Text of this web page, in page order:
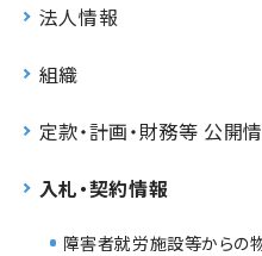
法人情報
組織
定款・計画・財務等 公開
入札・契約情報
障害者就労施設等からの